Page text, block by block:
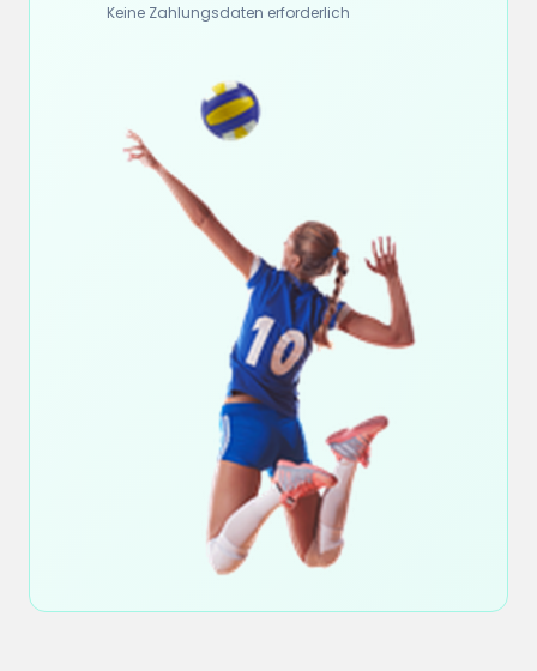
Keine Zahlungsdaten erforderlich